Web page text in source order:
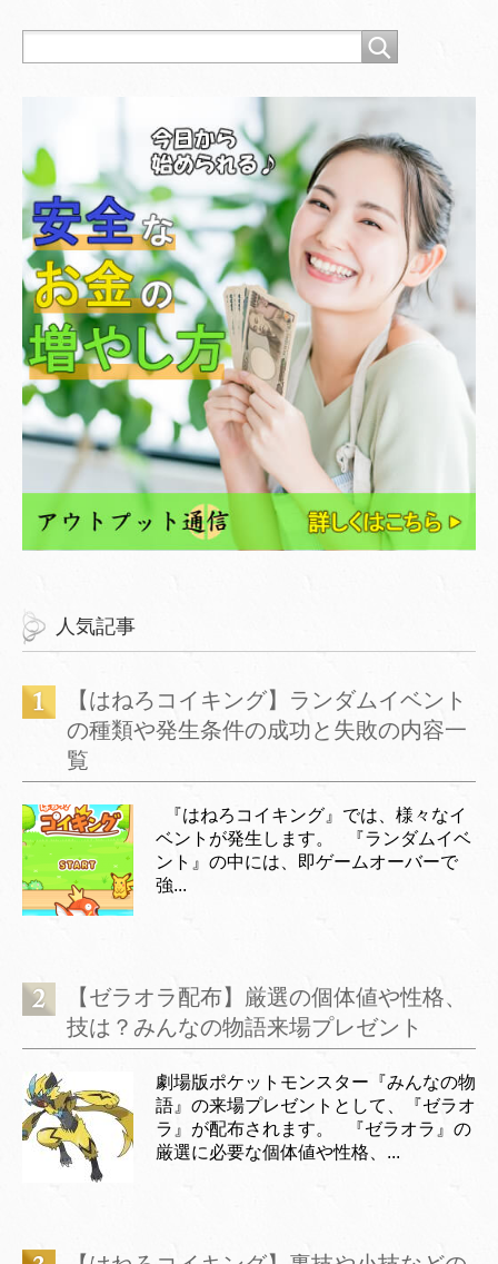
人気記事
【はねろコイキング】ランダムイベント
の種類や発生条件の成功と失敗の内容一
覧
『はねろコイキング』では、様々なイ
ベントが発生します。 『ランダムイベ
ント』の中には、即ゲームオーバーで
強...
【ゼラオラ配布】厳選の個体値や性格、
技は？みんなの物語来場プレゼント
劇場版ポケットモンスター『みんなの物
語』の来場プレゼントとして、『ゼラオ
ラ』が配布されます。 『ゼラオラ』の
厳選に必要な個体値や性格、...